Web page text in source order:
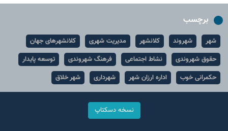
برچسب
شهر شهروند کلانشهر مدیریت شهری
کلانشهرهای جهان
حقوق شهروندی
نشاط اجتماعی فرهنگ شهروندی
توسعه پایدار
حکمرانی خوب
اداره ارزان شهر شهرداری شهر خلاق
نسخه دسکتاپ